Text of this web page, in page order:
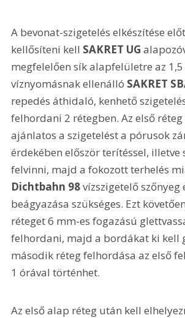
A bevonat-szigetelés elkészítése
kellősíteni kell SAKRET UG
megfelelően sík alapfelületre az
víznyomásnak ellenálló SAKRET
repedés áthidaló, kenhető
felhordani 2 rétegben. Az első
ajánlatos a szigetelést a pórusok
érdekében először terítéssel, illetve
felvinni, majd a fokozott terhelés
Dichtbahn 98 vízszigetelő szőnyeg
beágyazása szükséges. Ezt
réteget 6 mm-es fogazású
felhordani, majd a bordákat ki kell
második réteg felhordása az első
1 órával történhet.
Az első alap réteg után kell